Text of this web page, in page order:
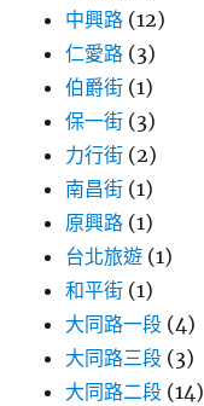
中興路 (12)
仁愛路 (3)
伯爵街 (1)
保一街 (3)
力行街 (2)
南昌街 (1)
原興路 (1)
台北旅遊 (1)
和平街 (1)
大同路一段 (4)
大同路三段 (3)
大同路二段 (14)